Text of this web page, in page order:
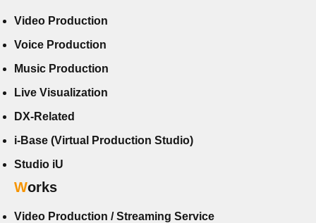
Video Production
Voice Production
Music Production
Live Visualization
DX-Related
i-Base (Virtual Production Studio)
Studio iU
Works
Video Production / Streaming Service